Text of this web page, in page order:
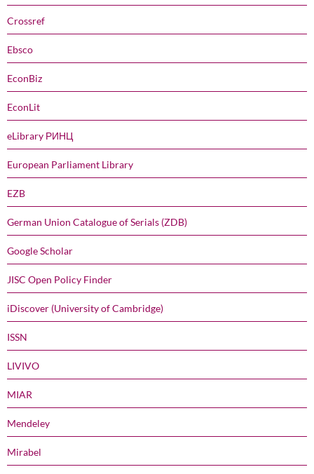
Crossref
Ebsco
EconBiz
EconLit
eLibrary РИНЦ
European Parliament Library
EZB
German Union Catalogue of Serials (ZDB)
Google Scholar
JISC Open Policy Finder
iDiscover (University of Cambridge)
ISSN
LIVIVO
MIAR
Mendeley
Mirabel